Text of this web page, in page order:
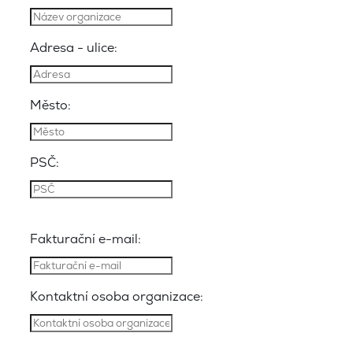
Adresa - ulice:
Město:
PSČ:
Fakturační e-mail:
Kontaktní osoba organizace: